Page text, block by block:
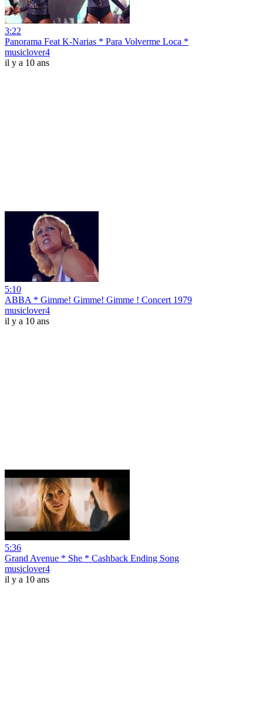
3:22
Panorama Feat K-Narias * Para Volverme Loca *
musiclover4
il y a 10 ans
5:10
ABBA * Gimme! Gimme! Gimme ! Concert 1979
musiclover4
il y a 10 ans
5:36
Grand Avenue * She * Cashback Ending Song
musiclover4
il y a 10 ans